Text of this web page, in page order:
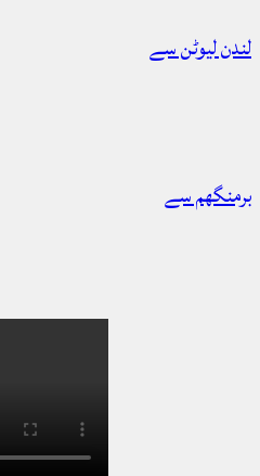
لندن لیوٹن سے
برمنگھم سے